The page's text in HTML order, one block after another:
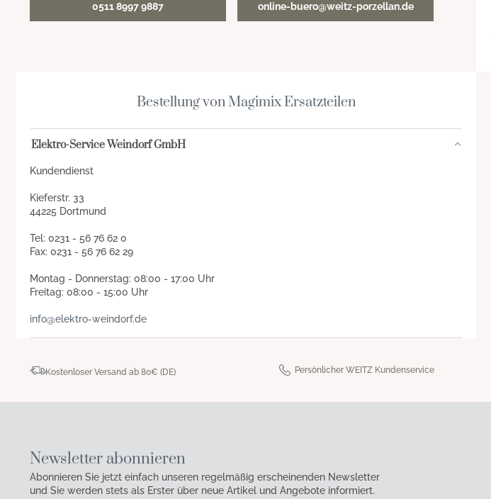
0511 8997 9887 online-buero@weitz-porzellan.de
Bestellung von Magimix Ersatzteilen
Elektro-Service Weindorf GmbH
Kundendienst
Kieferstr. 33
44225 Dortmund
Tel: 0231 - 56 76 62 0
Fax: 0231 - 56 76 62 29
Montag - Donnerstag: 08:00 - 17:00 Uhr
Freitag: 08:00 - 15:00 Uhr
info@elektro-weindorf.de
Kostenloser Versand ab 80€ (DE) Persönlicher WEITZ Kundenservice
Newsletter abonnieren
Abonnieren Sie jetzt einfach unseren regelmäßig erscheinenden Newsletter
und Sie werden stets als Erster über neue Artikel und Angebote informiert.